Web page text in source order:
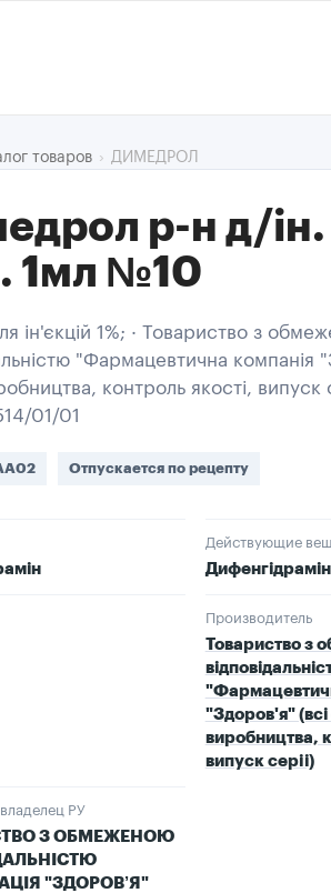
товаров ДИМЕДРОЛ
р-н д/ін.
1мл №10
ін'єкцій 1%; · Товариство з
"Фармацевтична компанія
контроль якості, випуск
01/01
Отпускается по рецепту
Действующие
Производитель
Товариство з
"Здоров'я" (всі
виробництва,
випуск серiі)
РУ
З ОБМЕЖЕНОЮ
"ЗДОРОВ’Я"